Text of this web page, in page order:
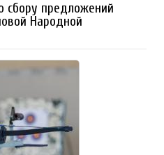
сбору предложений
Народной